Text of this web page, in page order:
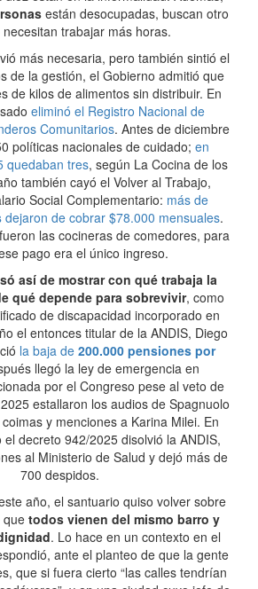
están desocupadas, buscan otro
trabajar más horas.
más necesaria, pero también sintió el
de la gestión, el Gobierno admitió que
de kilos de alimentos sin distribuir. En
eliminó el Registro Nacional de
Comunitarios. Antes de diciembre
políticas nacionales de cuidado; en
quedaban tres, según La Cocina de los
también cayó el Volver al Trabajo,
Social Complementario: más de
dejaron de cobrar $78.000 mensuales.
las cocineras de comedores, para
pago era el único ingreso.
así de mostrar con qué trabaja la
qué depende para sobrevivir, como
de discapacidad incorporado en
el entonces titular de la ANDIS, Diego
la baja de 200.000 pensiones por
llegó la ley de emergencia en
por el Congreso pese al veto de
estallaron los audios de Spagnuolo
y menciones a Karina Milei. En
decreto 942/2025 disolvió la ANDIS,
al Ministerio de Salud y dejó más de
700 despidos.
año, el santuario quiso volver sobre
que todos vienen del mismo barro y
. Lo hace en un contexto en el
ante el planteo de que la gente
que si fuera cierto “las calles tendrían